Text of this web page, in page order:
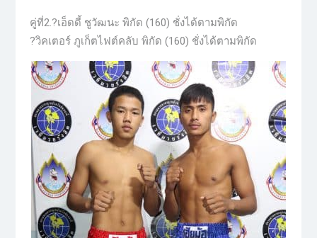
คู่ที่2.?เอ็ดดี้ ชูวัฒนะ พิกัด (160) ชั่งได้ตามพิกัด
?วิคเตอร์ ภูเก็ตไฟต์คลับ พิกัด (160) ชั่งได้ตามพิกัด